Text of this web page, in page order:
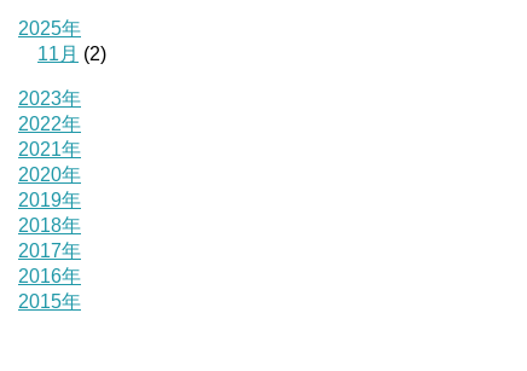
2025年
11月 (2)
2023年
2022年
2021年
2020年
2019年
2018年
2017年
2016年
2015年